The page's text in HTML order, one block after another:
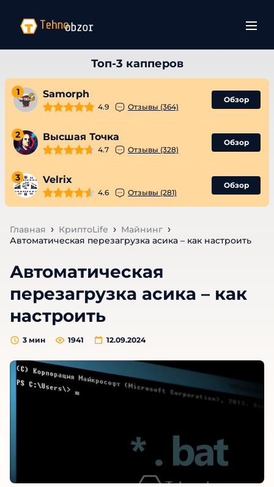
1 Samorph
4.9 Отзывы (364)
Обзор
2 Высшая Точка
4.7 Отзывы (328)
Обзор
3 Velrix
4.6 Отзывы (281)
Обзор
Главная КриптоLife
Майнинг
Автоматическая перезагрузка асика – как настроить
Автоматическая
перезагрузка асика – как
настроить
12.09.2024
3 мин 1941